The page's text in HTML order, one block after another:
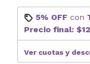
5% OFF con
Precio final:
Ver cuotas y